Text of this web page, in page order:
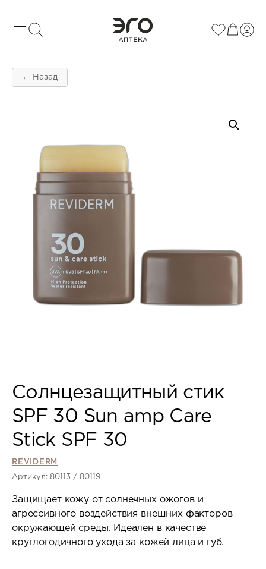
← Назад
Солнцезащитный стик
SPF 30 Sun amp Care
Stick SPF 30
REVIDERM
Артикул: 80113 / 80119
Защищает кожу от солнечных ожогов и
агрессивного воздействия внешних факторов
окружающей среды. Идеален в качестве
круглогодичного ухода за кожей лица и губ.